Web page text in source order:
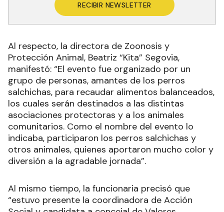
RECIBIR NEWSLETTER
Al respecto, la directora de Zoonosis y
Protección Animal, Beatriz “Kita” Segovia,
manifestó: “El evento fue organizado por un
grupo de personas, amantes de los perros
salchichas, para recaudar alimentos balanceados,
los cuales serán destinados a las distintas
asociaciones protectoras y a los animales
comunitarios. Como el nombre del evento lo
indicaba, participaron los perros salchichas y
otros animales, quienes aportaron mucho color y
diversión a la agradable jornada”.
Al mismo tiempo, la funcionaria precisó que
“estuvo presente la coordinadora de Acción